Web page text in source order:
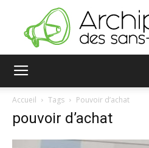
Accueil Tags Pouvoir d’achat
pouvoir d’achat